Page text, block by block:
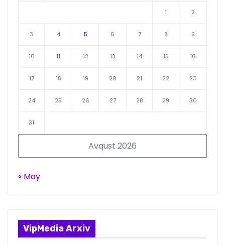
Avqust 2026
1 2
3 4 5 6 7 8 9
10 11 12 13 14 15 16
17 18 19 20 21 22 23
24 25 26 27 28 29 30
31
« May
VipMedia Arxiv